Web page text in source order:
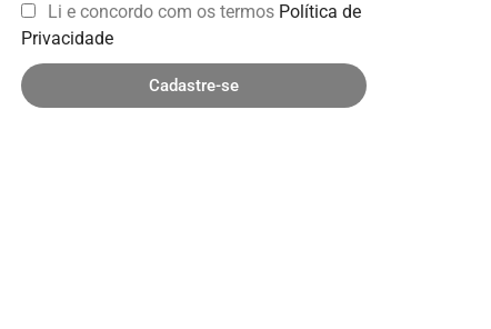
Li e concordo com os termos Política de
Privacidade
Cadastre-se